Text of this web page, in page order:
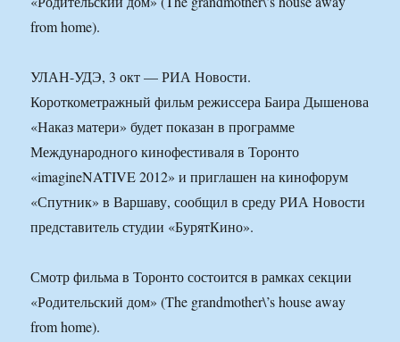
from home).
УЛАН-УДЭ, 3 окт — РИА Новости.
Короткометражный фильм режиссера Баира Дышенова
«Наказ матери» будет показан в программе
Международного кинофестиваля в Торонто
«imagineNATIVE 2012» и приглашен на кинофорум
«Спутник» в Варшаву, сообщил в среду РИА Новости
представитель студии «БурятКино».
Смотр фильма в Торонто состоится в рамках секции
«Родительский дом» (The grandmother\’s house away
from home).